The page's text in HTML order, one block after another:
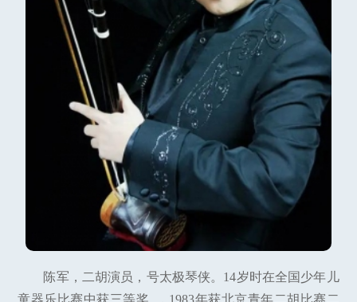
陈军，二胡演员，号太极琴侠。14岁时在全国少年儿